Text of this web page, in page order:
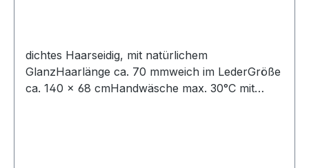
dichtes Haarseidig, mit natürlichem
GlanzHaarlänge ca. 70 mmweich im LederGröße
ca. 140 × 68 cmHandwäsche max. 30°C mit